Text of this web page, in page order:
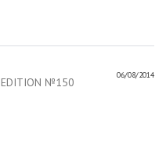
06/08/2014
EDITION №150